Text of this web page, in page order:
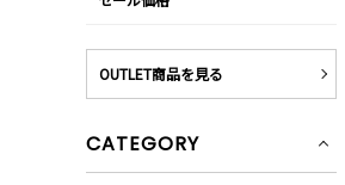
OUTLET商品を見る
CATEGORY